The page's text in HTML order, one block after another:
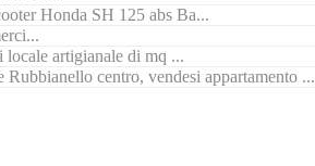
Honda SH 125 abs Ba...
locale artigianale di mq ...
Rubbianello centro, vendesi appartamento ...